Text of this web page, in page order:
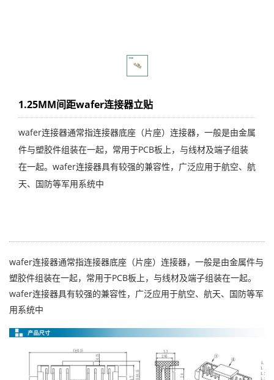
1.25MM间距wafer连接器立贴
wafer连接器通常指连接器底座（片座）连接器，一般是由金属
件与塑胶件组装在一起，常用于PCB板上，与线材及端子组装
在一起。wafer连接器具有较强的兼容性，广泛应用于航空、航
天、国防等军用系统中
wafer连接器通常指连接器底座（片座）连接器，一般是由金属件与
塑胶件组装在一起，常用于PCB板上，与线材及端子组装在一起。
wafer连接器具有较强的兼容性，广泛应用于航空、航天、国防等军
用系统中